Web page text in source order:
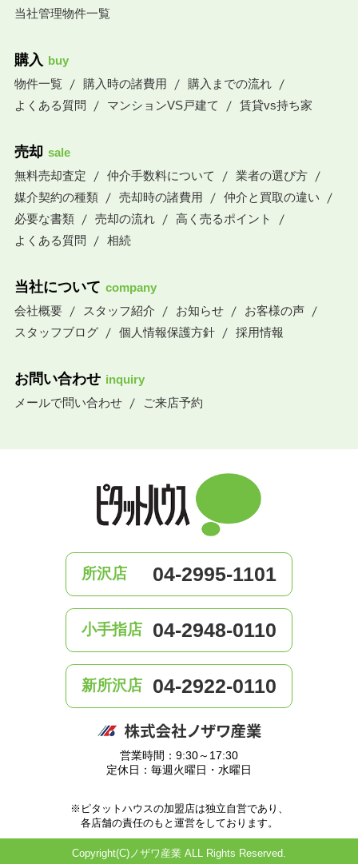
当社管理物件一覧
購入 buy
物件一覧
購入時の諸費用
購入までの流れ
よくある質問
マンションVS戸建て 賃貸vs持ち家
売却 sale
無料売却査定
仲介手数料について
業者の選び方
媒介契約の種類
売却時の諸費用
仲介と買取の違い
必要な書類
売却の流れ
高く売るポイント
よくある質問
相続
当社について company
会社概要
スタッフ紹介 お知らせ
お客様の声
スタッフブログ
個人情報保護方針 採用情報
お問い合わせ inquiry
メールで問い合わせ
ご来店予約
所沢店 04-2995-1101
小手指店 04-2948-0110
新所沢店 04-2922-0110
営業時間：9:30～17:30
定休日：毎週火曜日・水曜日
※ピタットハウスの加盟店は独立自営であり、
各店舗の責任のもと運営をしております。
Copyright(C)ノザワ産業 ALL Rights Reserved.